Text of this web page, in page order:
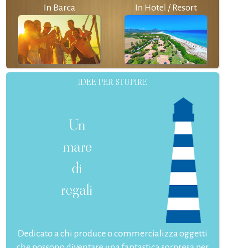
In Barca In Hotel / Resort
IDEE PER STUPIRE
Un
mare
di
regali
Dedicato a chi produce o commercializza oggetti